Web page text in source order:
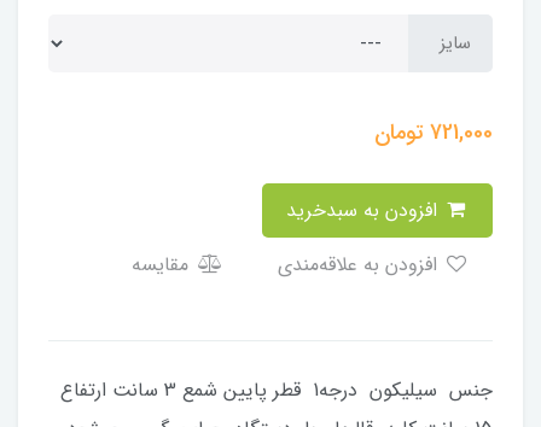
سایز
721,000تومان
مقایسه
جنس سیلیکون درجه1 قطر پایین شمع 3 سانت ارتفاع